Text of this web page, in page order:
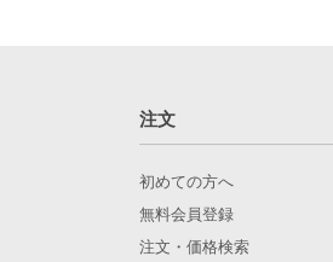
注文
初めての方へ
無料会員登録
注文・価格検索